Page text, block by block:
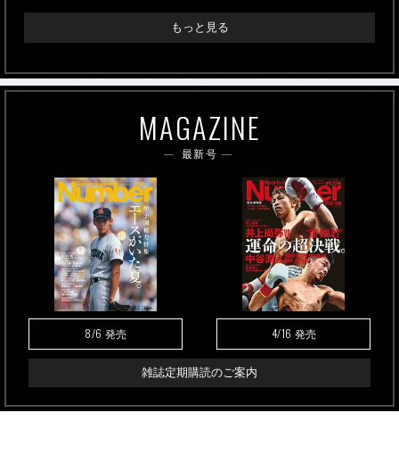
もっと見る
MAGAZINE
最新号
8/6 発売 4/16 発売
雑誌定期購読のご案内